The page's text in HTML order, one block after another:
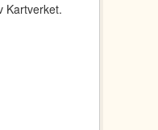
Kartverket.